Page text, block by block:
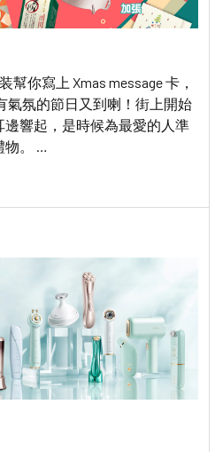
你寫上 Xmas message 卡，
氣氛的節日又到喇！街上開始
響起，是時候為最愛的人準
物。 …